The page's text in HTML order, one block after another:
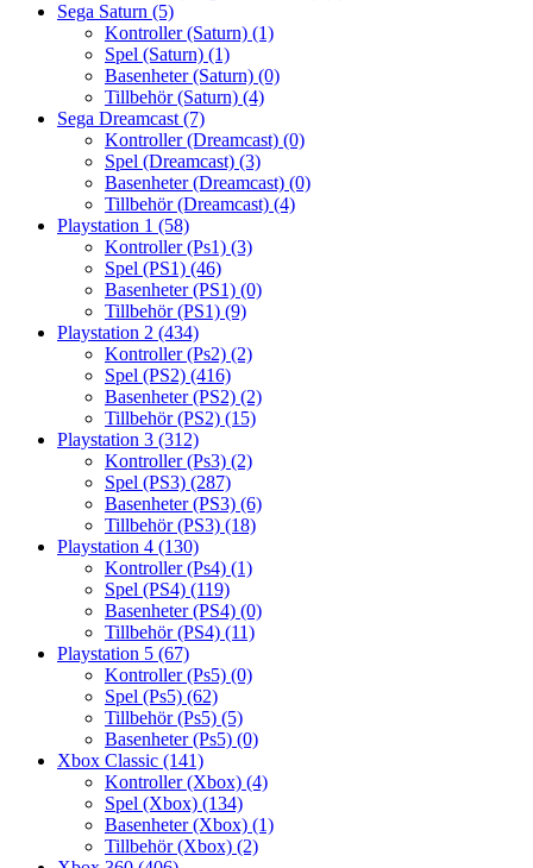
Sega Saturn (5)
Kontroller (Saturn) (1)
Spel (Saturn) (1)
Basenheter (Saturn) (0)
Tillbehör (Saturn) (4)
Sega Dreamcast (7)
Kontroller (Dreamcast) (0)
Spel (Dreamcast) (3)
Basenheter (Dreamcast) (0)
Tillbehör (Dreamcast) (4)
Playstation 1 (58)
Kontroller (Ps1) (3)
Spel (PS1) (46)
Basenheter (PS1) (0)
Tillbehör (PS1) (9)
Playstation 2 (434)
Kontroller (Ps2) (2)
Spel (PS2) (416)
Basenheter (PS2) (2)
Tillbehör (PS2) (15)
Playstation 3 (312)
Kontroller (Ps3) (2)
Spel (PS3) (287)
Basenheter (PS3) (6)
Tillbehör (PS3) (18)
Playstation 4 (130)
Kontroller (Ps4) (1)
Spel (PS4) (119)
Basenheter (PS4) (0)
Tillbehör (PS4) (11)
Playstation 5 (67)
Kontroller (Ps5) (0)
Spel (Ps5) (62)
Tillbehör (Ps5) (5)
Basenheter (Ps5) (0)
Xbox Classic (141)
Kontroller (Xbox) (4)
Spel (Xbox) (134)
Basenheter (Xbox) (1)
Tillbehör (Xbox) (2)